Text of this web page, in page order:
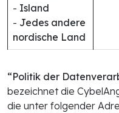
- Island
- Jedes andere
nordische Land
“Politik der
bezeichnet die
die unter folgender